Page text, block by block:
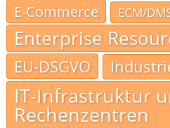
E-Commerce
ECM/
Enterprise
EU-DSGVO
IT-Infrastruktur
Rechenzentren